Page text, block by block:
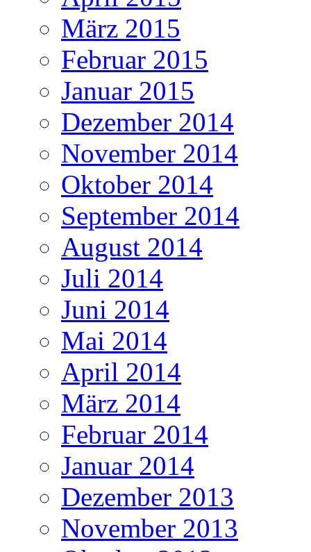
März 2015
Februar 2015
Januar 2015
Dezember 2014
November 2014
Oktober 2014
September 2014
August 2014
Juli 2014
Juni 2014
Mai 2014
April 2014
März 2014
Februar 2014
Januar 2014
Dezember 2013
November 2013